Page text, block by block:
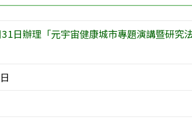
日辦理「元宇宙健康城市專題演講暨研究